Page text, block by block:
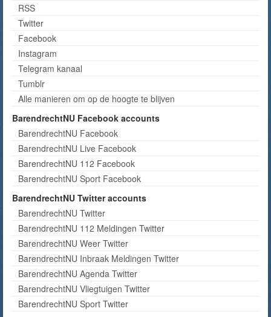
RSS
Twitter
Facebook
Instagram
Telegram kanaal
Tumblr
Alle manieren om op de hoogte te blijven
BarendrechtNU Facebook accounts
BarendrechtNU Facebook
BarendrechtNU Live Facebook
BarendrechtNU 112 Facebook
BarendrechtNU Sport Facebook
BarendrechtNU Twitter accounts
BarendrechtNU Twitter
BarendrechtNU 112 Meldingen Twitter
BarendrechtNU Weer Twitter
BarendrechtNU Inbraak Meldingen Twitter
BarendrechtNU Agenda Twitter
BarendrechtNU Vliegtuigen Twitter
BarendrechtNU Sport Twitter